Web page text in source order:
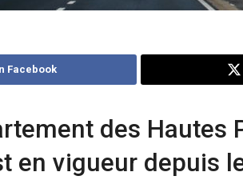
Facebook
des Hautes
en vigueur depuis